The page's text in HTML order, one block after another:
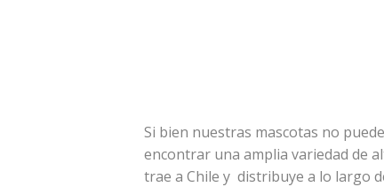
Si bien nuestras mascotas no
encontrar una amplia variedad de
trae a Chile y distribuye a lo largo